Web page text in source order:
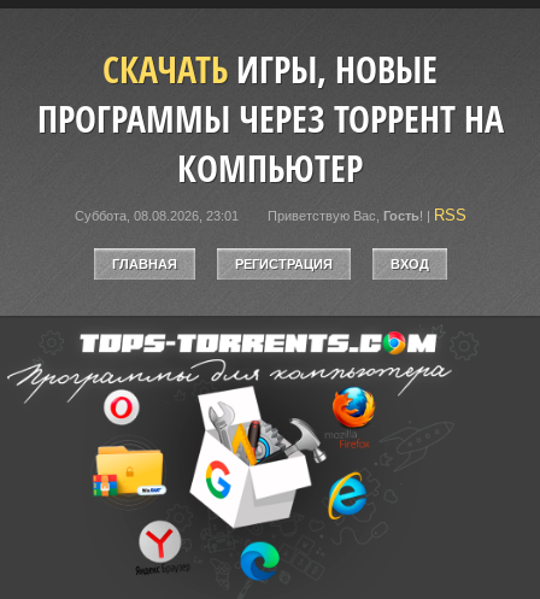
СКАЧАТЬИГРЫ, НОВЫЕ
ПРОГРАММЫ ЧЕРЕЗ ТОРРЕНТ НА
КОМПЬЮТЕР
Суббота, 08.08.2026, 23:01 Приветствую Вас Гость! | RSS
ГЛАВНАЯ РЕГИСТРАЦИЯ ВХОД